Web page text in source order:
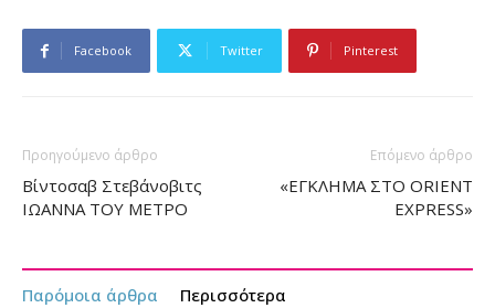
Facebook Twitter Pinterest
Προηγούμενο άρθρο
Βίντοσαβ Στεβάνοβιτς
ΙΩΑΝΝΑ ΤΟΥ ΜΕΤΡΟ
Επόμενο άρθρο
«ΕΓΚΛΗΜΑ ΣΤΟ ORIENT
EXPRESS»
Παρόμοια άρθρα Περισσότερα